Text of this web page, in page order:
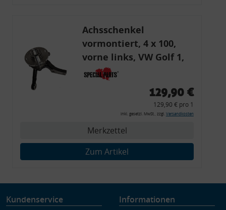
Achsschenkel
vormontiert, 4 x 100,
vorne links, VW Golf 1,
Caddy, Scirocco für 16V /
G60 Bremse
129,90 €
129,90 € pro 1
inkl. gesetzl. MwSt., zzgl. Versandkosten
Merkzettel
Zum Artikel
Kundenservice Informationen